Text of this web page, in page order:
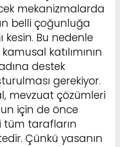
mekanizmalarda
belli çoğunluğa
kesin. Bu nedenle
katılımının
destek
gerekiyor.
mevzuat çözümleri
için de önce
tüm tarafların
Çünkü yasanın